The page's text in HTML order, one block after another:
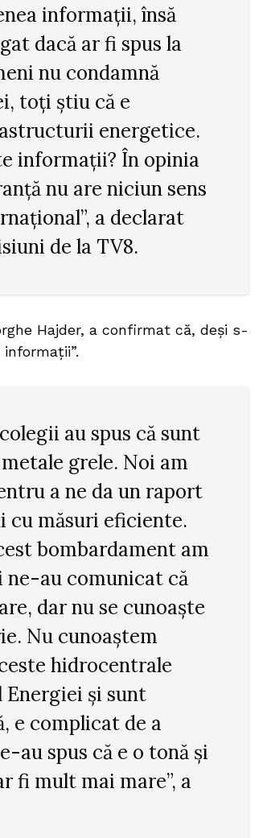
informații, însă
dacă ar fi spus la
nu condamnă
toți știu că e
energetice.
informații? În opinia
nu are niciun sens
a declarat
de la TV8.
Hajder, a confirmat că, deși s-
au spus că sunt
grele. Noi am
a ne da un raport
cu măsuri eficiente.
bombardament am
au comunicat că
dar nu se cunoaște
Nu cunoaștem
hidrocentrale
și sunt
e complicat de a
spus că e o tonă și
fi mult mai mare”, a